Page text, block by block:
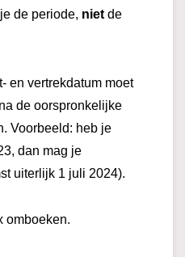
de periode, niet de
en vertrekdatum moet
na de oorspronkelijke
Voorbeeld: heb je
dan mag je
uiterlijk 1 juli 2024).
omboeken.